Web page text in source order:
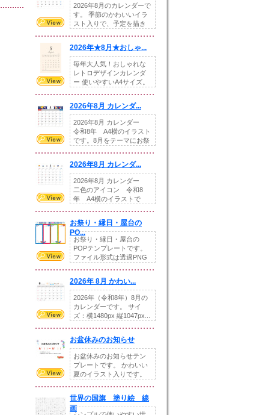
2026年8月のカレンダーで
す。 季節のかわいいイラ
スト入りで、予定を描き
2026年★8月★おしゃ...
毎年大人気！おしゃれな
レトロデザインカレンダ
ー 使いやすいA4サイズ。
2026年8月 カレンダ...
2026年8月 カレンダー
令和8年 A4横のイラスト
です。8月をテーマにお祭
2026年8月 カレンダ...
2026年8月 カレンダー
二色のアイコン 令和8
年 A4横のイラストで
お祭り・縁日・屋台の
PO...
お祭り・縁日・屋台の
POPテンプレートです。
ファイル形式は透過PNG
2026年 8月 かわい...
2026年（令和8年）8月の
カレンダーです。 サイ
ズ：横1480px 縦1047px...
お盆休みのお知らせ
お盆休みのお知らせテン
プレートです。 かわいい
夏のイラスト入りです。
世界の国旗 塗り絵 線
画